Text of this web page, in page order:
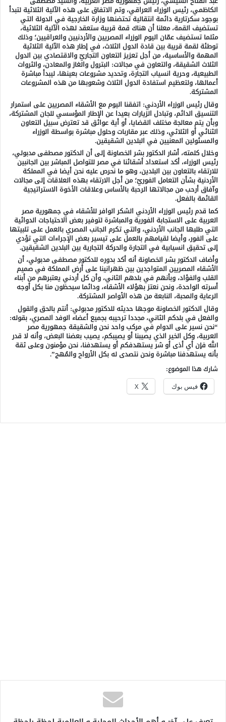
الكاظمي، رئيس الوزراء العراقي، وتم الاتفاق على هذه الآلية الثلاثية لتبدأ
بوجود سكرتارية دائمة انتقالية تحتضنها وزارة الخارجية في الدولة التي
تستضيف القمة، معلنا أن هناك قمة قريبة ستعقد لهذه الآلية الثلاثية،
مثلما تستضيف عمّان اليوم الوزراء المصريين والأردنيين والعراقيين؛ وذلك
توطئة لقمة قريبة بين قادة الدول الثلاث، في إطار هذه الآلية الثلاثية
المهمة والأساسية، من أجل تعزيز التعاون التجاريّ والاقتصادي بين الدول
الثلاث الشقيقة، والتعاون في مجالات: البترول والغاز والمعادن، والثروات
الطبيعية، وحرية انسياب التجارة، وتحديد مشروعات بعينها، ليبدأ مباشرة
أعمالها، ولتعظيم استفادة الدول الثلاث وشعوبها من هذه المشروعات
المشتركة.
وقال رئيس الوزراء الأردني: اتفقنا اليوم مع الأشقاء المصريين على استمرار
التنسيق الدائم، وتبادل الزيارات بعيدا عن الإطار المؤسسي للجان المشتركة،
وبأن يتم معالجة مختلف القضايا، أو أية عوائق قد تعترض سبيل التعاون
الثنائي أو الثلاثي، وذلك عبر مقاربات وحلول مباشرة بواسطة الوزراء
والمسئولين المعنيين في البلدين الشقيقين.
وخلال كلمته، أشار الدكتور بشر الخصاونة إلى أن الدكتور مصطفى مدبولي،
رئيس الوزراء، أكد استعداد أشقائنا في مصر للتواصل المباشر بين الجانبين
للارتقاء بالتعاون بين البلدين، وهو ما نحرص عليه نحن أيضا في المملكة
الأردنية بشأن التعامل الفوريّ؛ من أجل الارتقاء بهذه العلاقات إلى مجالات
وآفاق أرحب من مجالاتها الرحبة بالأساس وعلاقات الأخوة الاستراتيجية
القائمة بالفعل.
كما قدم رئيس الوزراء الأردني الشكر الوافر للأشقاء في جمهورية مصر
العربية على الاستجابة الفورية والمباشرة لتوفير بعض الاحتياجات الدوائية
التي طلبها الجانب الأردني، والتي تكرم الجانب المصري بالعمل على تلبيتها
على الفور، وأيضا لقيامهم بالعمل على تيسير بعض الإجراءات التي تؤدي
إلى تحقيق انسيابية في التجارة والحركة التجارية بين البلدين الشقيقين.
وأضاف الدكتور بشر الخصاونة أنه أكد بدوره للدكتور مصطفى مدبولي، أن
الأشقاء المصريين المتواجدين بين ظهرانينا على أرض المملكة في صميم
القلب والفؤاد، وبأنهم في بلدهم الثاني، وأن كل أردني يعتبرهم من أبناء
أسرته الواحدة، ونحن نعتز بهؤلاء الأشقاء، ودائما سيحظون منا بكل أوجه
الرعاية والمحبة، النابعة من هذه الأواصر المشتركة.
وقال الدكتور الخصاونة موجها حديثه للدكتور مدبولي: أنتم بالحق والقول
والفعل في بلدكم الثاني، مجددا ترحيبه بجميع أعضاء الوفد المصري، بقوله:
“نحن نسير على الدوام في مركب واحد نحن والشقيقة جمهورية مصر
العربية، وكل الخير الذي يصيبنا أو يصيبكم، يصيب بعضنا البعض، وأنه لا قدر
الله فإن أي أذى أو شر يستهدفكم أو يستهدفنا، نحن مؤمنون وعلى ثقة
بأنه يستهدفنا مباشرة ونحن نتصدى له بكل الأرواح والمُهج”.
شارك هذا الموضوع:
فيس بوك X